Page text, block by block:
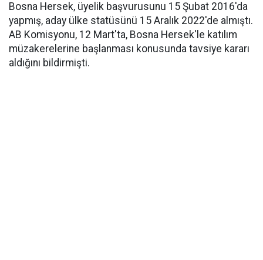
Bosna Hersek, üyelik başvurusunu 15 Şubat 2016'da
yapmış, aday ülke statüsünü 15 Aralık 2022'de almıştı.
AB Komisyonu, 12 Mart'ta, Bosna Hersek'le katılım
müzakerelerine başlanması konusunda tavsiye kararı
aldığını bildirmişti.